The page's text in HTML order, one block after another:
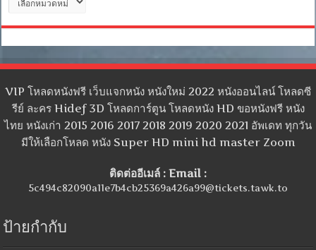
หมู่
VIP โหลดหนังฟรี เว็บแจกหนัง หนังใหม่ 2022 หนังออนไลน์ โหลดซี
รีย์ ละคร Hidef 3D โหลดการ์ตูน โหลดหนัง HD ขอหนังฟรี หนัง
ไทย หนังเก่า 2015 2016 2017 2018 2019 2020 2021 อัพเดท ทุกวัน
มีให้เลือกโหลด หนัง Super HD mini hd master Zoom
ติดต่ออีเมล์ : Email :
5c494c82090a11e7b4cb25369a426a99@tickets.tawk.to
ป้ายกำกับ